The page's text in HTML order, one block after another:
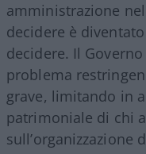
amministrazione
decidere è
decidere. Il
problema
grave, limitando in
patrimoniale di chi
sull’organizzazione